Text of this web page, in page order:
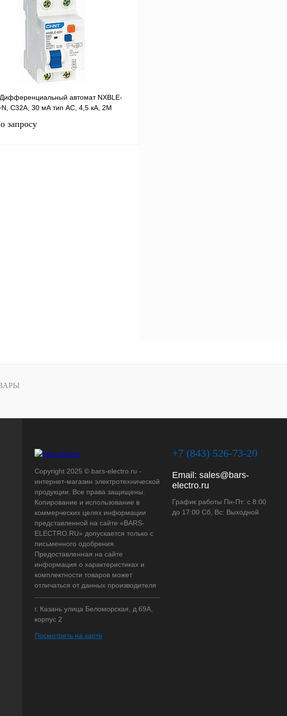
Сравнение
наличии
автомат NXBLE-
C32А, 30 мА тип AC, 4,5 кА, 2М
запросу
Copyright 2025 © bars-electro.ru -
интернет-магазин электротехнической
продукции. Все права защищены.
Копирование и использование в
коммерческих целях информации
представленной на сайте «BARS-
ELECTRO.RU» допускается только с
письменного одобрения.
Предоставленная на сайте
информация о характеристиках и
комплектности товаров может
отличаться от данных производителя
г. Казань улица Беломорская, д.69А,
корпус 2
Посмотреть на карте
+7 (843) 526-73-20
Email: sales@bars-
electro.ru
График работы Пн-Пт: с 8:00
до 17:00 Сб, Вс: Выходной